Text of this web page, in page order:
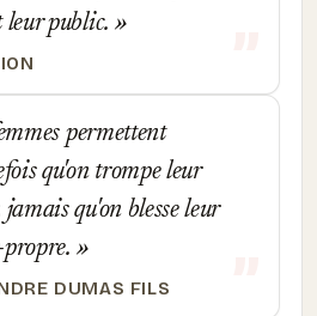
public.
permettent
qu'on trompe leur
qu'on blesse leur
DUMAS FILS